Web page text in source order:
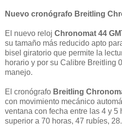
Nuevo cronógrafo Breitling
El nuevo reloj Chronomat 44
su tamaño más reducido apto
bisel giratorio que permite la
horario y por su Calibre Breitling
manejo.
El cronógrafo Breitling
con movimiento mecánico
ventana con fecha entre las 4 y 5
superior a 70 horas, 47 rubíes,